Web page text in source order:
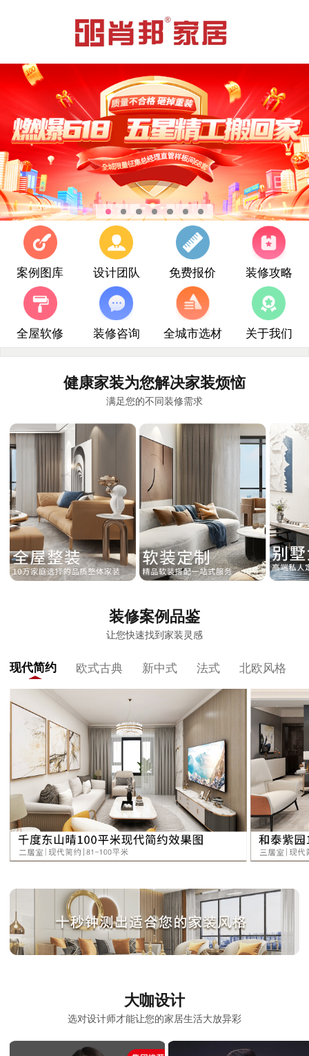
案例图库 设计团队 免费报价 装修攻略
全屋软修 装修咨询 全城市选材 关于我们
健康家装为您解决家装烦恼
满足您的不同装修需求
装修案例品鉴
让您快速找到家装灵感
现代简约 欧式古典 新中式 法式 北欧风格
大咖设计
选对设计师才能让您的家居生活大放异彩